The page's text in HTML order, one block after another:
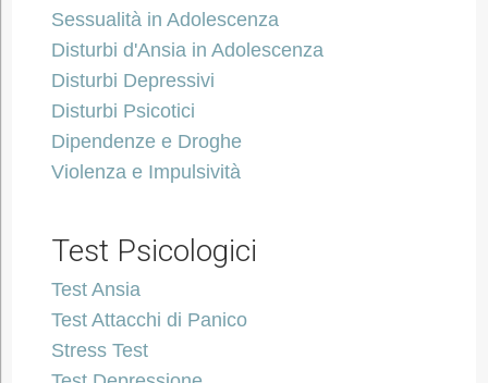
Sessualità in Adolescenza
Disturbi d'Ansia in Adolescenza
Disturbi Depressivi
Disturbi Psicotici
Dipendenze e Droghe
Violenza e Impulsività
Test Psicologici
Test Ansia
Test Attacchi di Panico
Stress Test